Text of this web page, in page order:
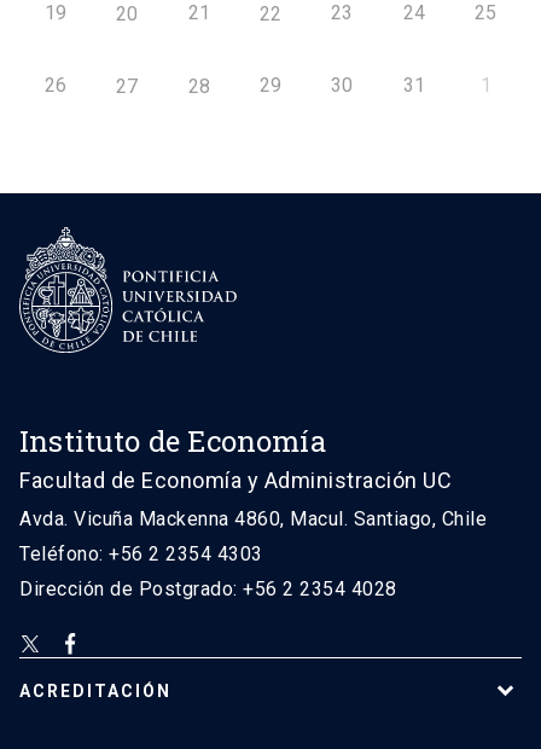
19 20 21 22 23 24 25
26 27 28 29 30 31 1
Instituto de Economía
Facultad de Economía y Administración UC
Avda. Vicuña Mackenna 4860, Macul. Santiago, Chile
Teléfono: +56 2 2354 4303
Dirección de Postgrado: +56 2 2354 4028
ACREDITACIÓN